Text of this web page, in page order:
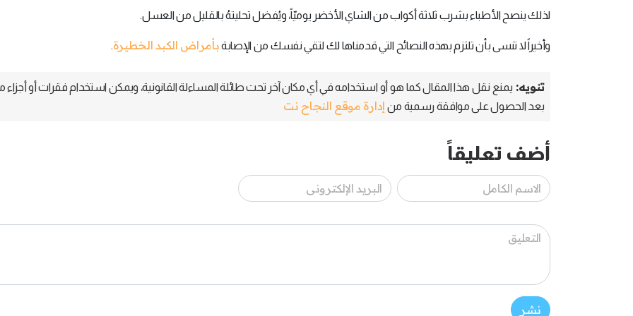
لذلك ينصح الأطباء بشرب ثلاثة أكواب من الشاي الأخضر يوميّاً، ويُفضل تحليتهُ بالقليل من العسل.
وأخيراً لا تنسى بأن تلتزم بهذه النصائح التي قدمناها لك لتقي نفسك من الإصابةبأمراض الكبد الخطيرة.
تنويه: يمنع نقل هذا المقال كما هو أو استخدامه في أي مكان آخر تحت طائلة المساءلة القانونية، ويمكن استخدام فقرات أو أجزاء
بعد الحصول على موافقة رسمية من إدارة موقع النجاح نت
أضف تعليقاً
نشر